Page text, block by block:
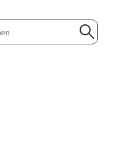
Suchen